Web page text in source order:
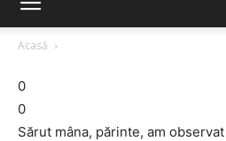
Acasă
0
0
Sărut mâna, părinte, am